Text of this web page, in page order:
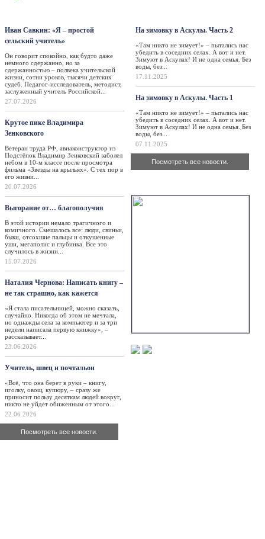
Иван Савкин: «Я – простой
сельский учитель»
Он говорит спокойно, как будто даже
немного сдержанно, но за
сдержанностью – полвека учительской
жизни, сотни уроков, тысячи детских
судеб. Педагог-исследователь, методист,
заслуженный учитель Российской...
27.07.2026
Крутое пике Владимира
Зенковского
Ветеран труда РФ, авиаконструктор из
Подстёпок Владимир Зенковский заболел
небом в 10-м классе после просмотра
фильма «Звезды на крыльях». С тех пор в
его жизни...
20.07.2026
Выгорание от… благополучия
В этой истории немало трагичного и
комичного. Смешалось все: люди, свиньи,
быки, отсохшие пальцы и откушенные
уши, мегаполис и глубинка. Все это
случилось в жизни...
15.07.2026
Наталия Чернова: Написать книгу –
не так страшно, как кажется
«Я стала писательницей, можно сказать,
случайно. Никогда об этом не мечтала,
но однажды села за компьютер и за три
недели написала первую книжку», –
рассказывает...
23.06.2026
Учитель, швец и почтальон
«Всё, что она берет в руки – книгу,
иголку, овощ, купюру, – сразу же
приносит пользу десяткам людей вокруг,
никто не уйдет обиженным от этого...
22.06.2026
Посмотреть все новости.
На зимовку в Аскулы. Часть 2
«Там никто не зимует!» – пытались нас
убедить в соседних селах. А вот и нет.
Зимуют в Аскулах! И не одна семья. Без
воды, без...
17.11.2025
На зимовку в Аскулы. Часть 1
«Там никто не зимует!» – пытались нас
убедить в соседних селах. А вот и нет.
Зимуют в Аскулах! И не одна семья. Без
воды, без...
07.11.2025
Посмотреть все новости.